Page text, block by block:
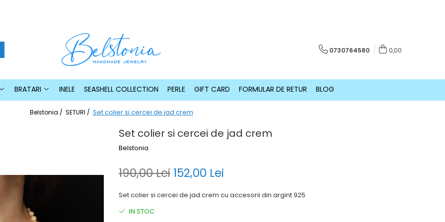
0730764580 0,00
BRATARI INELE SEASHELL COLLECTION PERLE GIFT CARD FORMULAR DE RETUR BLOG
Belstonia / SETURI / Set colier si cercei de jad crem
Set colier si cercei de jad crem
Belstonia
190,00 Lei 152,00 Lei
Set colier si cercei de jad crem cu accesorii din argint 925
IN STOC